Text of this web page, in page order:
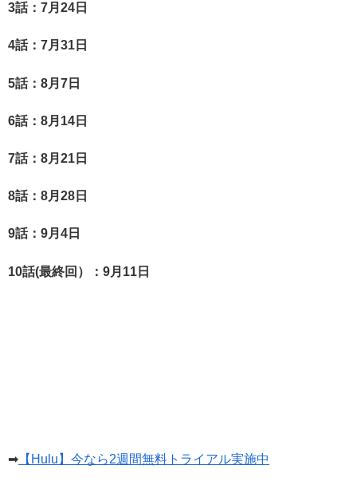
3話：7月24 日
4話：7月31 日
5話：8月7 日
6話：8月14 日
7話：8月21 日
8話：8月28 日
9話：9月4 日
10話(最終回） ：9月11 日
➡ 【Hulu】今なら2週間無料トライアル実施中